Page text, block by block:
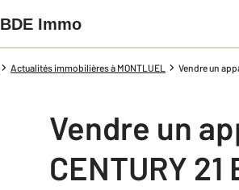
BDE Immo
Actualités immobilières à MONTLUEL Vendre un
Vendre un
CENTURY 21